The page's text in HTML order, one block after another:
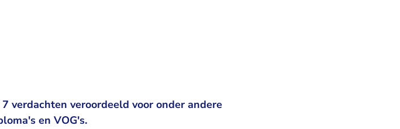
verdachten veroordeeld voor onder andere
en VOG's.